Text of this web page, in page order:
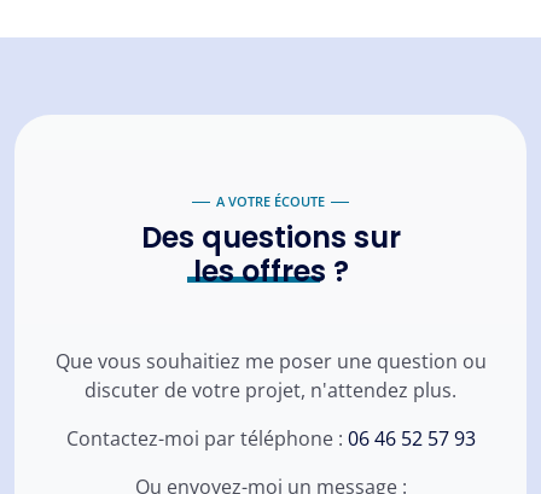
A VOTRE ÉCOUTE
Des questions sur
les offres ?
Que vous souhaitiez me poser une question ou
discuter de votre projet, n'attendez plus.
Contactez-moi par téléphone : 06 46 52 57 93
Ou envoyez-moi un message :